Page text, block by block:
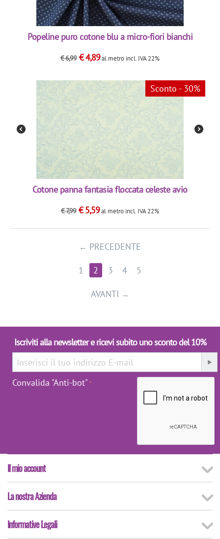
Popeline puro cotone blu a micro-fiori bianchi
€6,99 €4,89al metro incl. IVA 22%
Sconto - 30%
Cotone panna fantasia floccata celeste avio
€7,99 €5,59al metro incl. IVA 22%
PRECEDENTE
1 2 3 4 5
AVANTI
Iscriviti alla newsletter e ricevi subito uno sconto del 10%
Convalida "Anti-bot"
Il mio account
La nostra Azienda
Informative Legali